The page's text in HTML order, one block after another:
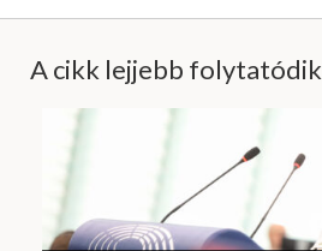
A cikk lejjebb folytatódik